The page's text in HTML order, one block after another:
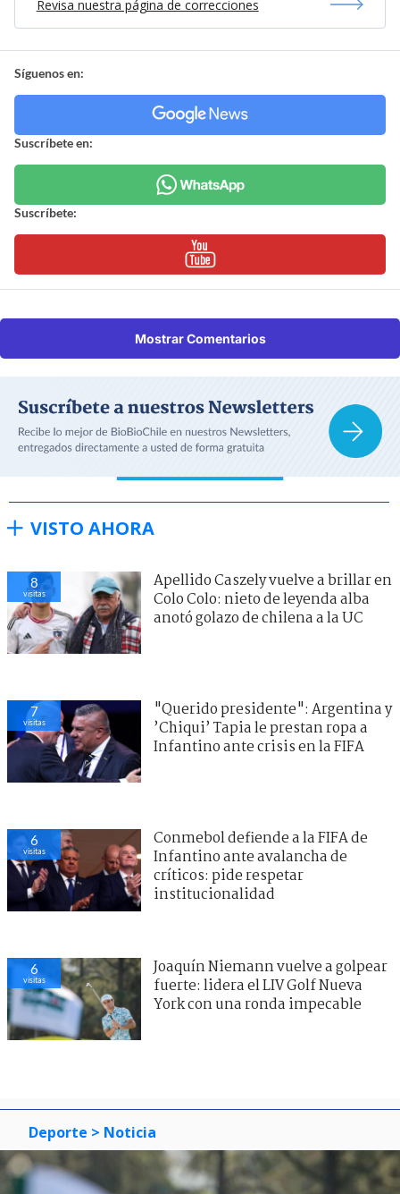
Revisa nuestra página de correcciones
Síguenos en:
Suscríbete en:
Suscríbete:
Mostrar Comentarios
VISTO AHORA
8
visitas
Apellido Caszely vuelve a brillar en
Colo Colo: nieto de leyenda alba
anotó golazo de chilena a la UC
7
visitas
"Querido presidente": Argentina y
’Chiqui’ Tapia le prestan ropa a
Infantino ante crisis en la FIFA
6
visitas
Conmebol defiende a la FIFA de
Infantino ante avalancha de
críticos: pide respetar
institucionalidad
6
visitas
Joaquín Niemann vuelve a golpear
fuerte: lidera el LIV Golf Nueva
York con una ronda impecable
Deporte > Noticia